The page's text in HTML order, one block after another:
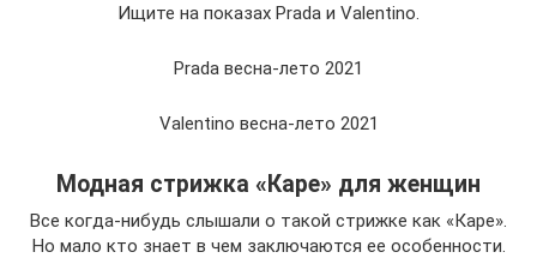
Ищите на показах Prada и Valentino.
Prada весна-лето 2021
Valentino весна-лето 2021
Модная стрижка «Каре» для женщин
Все когда-нибудь слышали о такой стрижке как «Каре».
Но мало кто знает в чем заключаются ее особенности.